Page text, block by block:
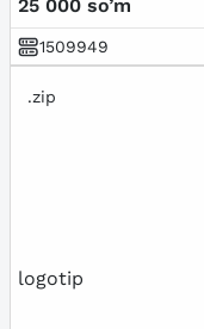
25 000 so’m
1509949
.zip
logotip